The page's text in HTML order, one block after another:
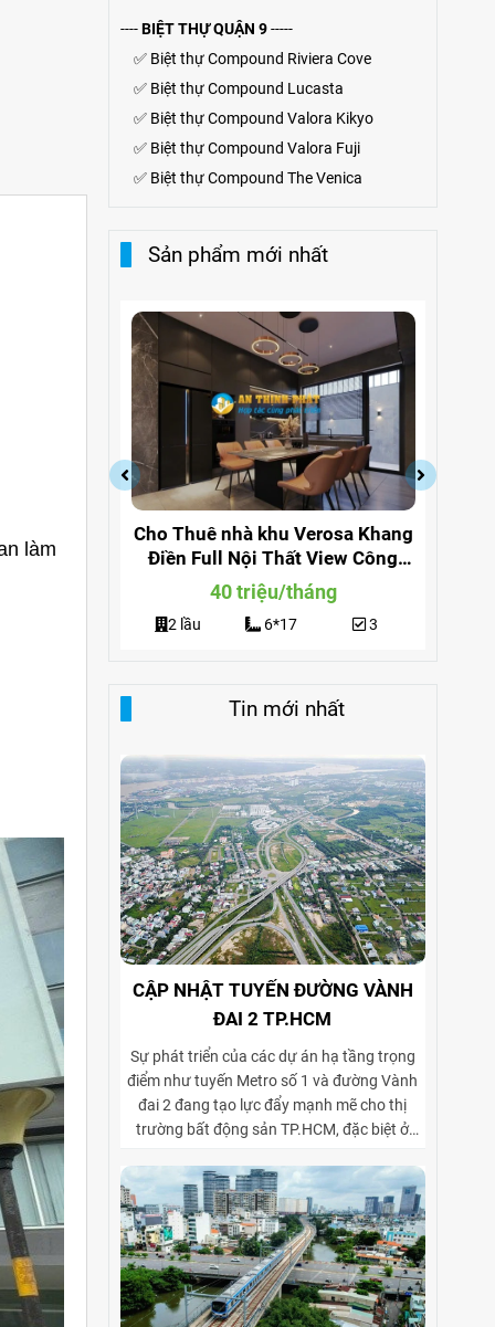
làm
----BIỆT THỰ QUẬN 9-----
✅ Biệt thự Compound Riviera Cove
✅ Biệt thựCompound Lucasta
✅ Biệt thựCompound Valora Kikyo
✅ Biệt thự Compound Valora Fuji
✅ Biệt thự Compound The Venica
Sản phẩm mới nhất
Giá
Cho Thuê nhà khu Verosa Khang
Điền Full Nội Thất View Công
Viên
40 triệu/tháng
2 lầu 6*17 3
Tin mới nhất
CẬP NHẬT TUYẾN ĐƯỜNG VÀNH
ĐAI 2 TP.HCM
Sự phát triển của các dự án hạ tầng trọng
điểm như tuyến Metro số 1 và đường Vành
đai 2 đang tạo lực đẩy mạnh mẽ cho thị
trường bất động sản TP.HCM, đặc biệt ở
phòng. Vành đai 2 hoàn thiện mạng lưới
giao thông liên vùng, rút ngắn thời gian di
chuyển từ ngoại thành vào trung tâm, mở
rộng không gian phát triển cho các khu đô
thị mới, khu biệt thự cao cấp và cụm văn
phòng ở những vị trí chiến lược. Sự kết hợp
giữa tiện ích di chuyển và hạ tầng đồng bộ